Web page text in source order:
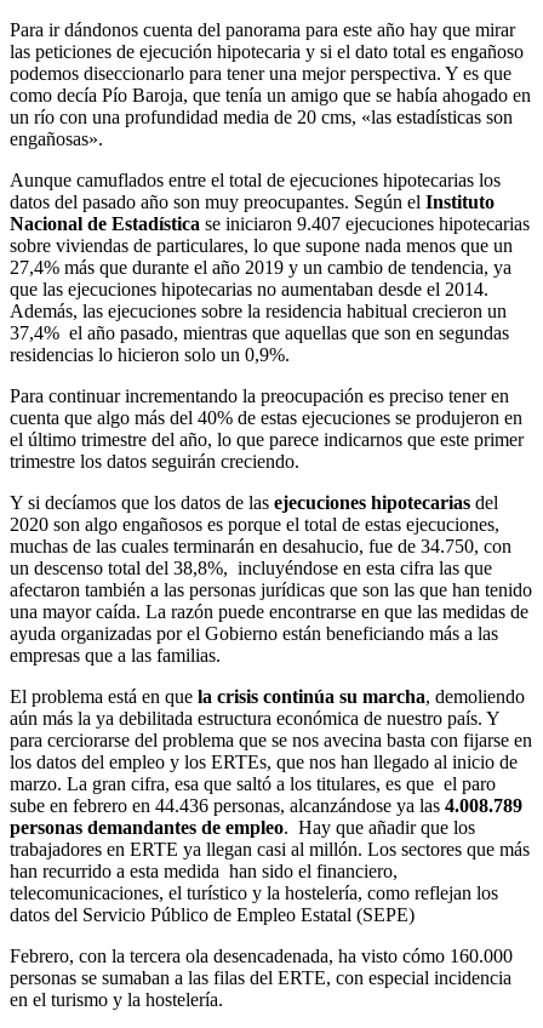
Para ir dándonos cuenta del panorama para este año hay que mirar
las peticiones de ejecución hipotecaria y si el dato total es engañoso
podemos diseccionarlo para tener una mejor perspectiva. Y es que
como decía Pío Baroja, que tenía un amigo que se había ahogado en
un río con una profundidad media de 20 cms, «las estadísticas son
engañosas».
Aunque camuflados entre el total de ejecuciones hipotecarias los
datos del pasado año son muy preocupantes. Según el Instituto
Nacional de Estadística se iniciaron 9.407 ejecuciones hipotecarias
sobre viviendas de particulares, lo que supone nada menos que un
27,4% más que durante el año 2019 y un cambio de tendencia, ya
que las ejecuciones hipotecarias no aumentaban desde el 2014.
Además, las ejecuciones sobre la residencia habitual crecieron un
37,4% el año pasado, mientras que aquellas que son en segundas
residencias lo hicieron solo un 0,9%.
Para continuar incrementando la preocupación es preciso tener en
cuenta que algo más del 40% de estas ejecuciones se produjeron en
el último trimestre del año, lo que parece indicarnos que este primer
trimestre los datos seguirán creciendo.
Y si decíamos que los datos de las ejecuciones hipotecarias del
2020 son algo engañosos es porque el total de estas ejecuciones,
muchas de las cuales terminarán en desahucio, fue de 34.750, con
un descenso total del 38,8%, incluyéndose en esta cifra las que
afectaron también a las personas jurídicas que son las que han tenido
una mayor caída. La razón puede encontrarse en que las medidas de
ayuda organizadas por el Gobierno están beneficiando más a las
empresas que a las familias.
El problema está en que la crisis continúa su marcha, demoliendo
aún más la ya debilitada estructura económica de nuestro país. Y
para cerciorarse del problema que se nos avecina basta con fijarse en
los datos del empleo y los ERTEs, que nos han llegado al inicio de
marzo. La gran cifra, esa que saltó a los titulares, es que el paro
sube en febrero en 44.436 personas, alcanzándose ya las 4.008.789
personas demandantes de empleo. Hay que añadir que los
trabajadores en ERTE ya llegan casi al millón. Los sectores que más
han recurrido a esta medida han sido el financiero,
telecomunicaciones, el turístico y la hostelería, como reflejan los
datos del Servicio Público de Empleo Estatal (SEPE)
Febrero, con la tercera ola desencadenada, ha visto cómo 160.000
personas se sumaban a las filas del ERTE, con especial incidencia
en el turismo y la hostelería.